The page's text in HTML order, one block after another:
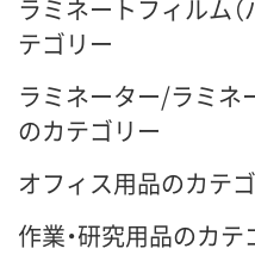
ラミネートフィルム（
テゴリー
ラミネーター/ラミネ
のカテゴリー
オフィス用品のカテ
作業・研究用品のカテ